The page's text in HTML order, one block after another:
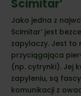
Scimitar’
Jako jedna z
Scimitar’ jest
zapylaczy. Jest to
przyciągająca
(np. cytrynki). Jej
zapyleniu, są
komunikacji z